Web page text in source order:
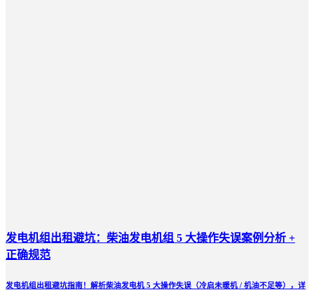
发电机组出租避坑：柴油发电机组 5 大操作失误案例分析 +
正确规范
发电机组出租避坑指南！解析柴油发电机 5 大操作失误（冷启未暖机 / 机油不足等），详